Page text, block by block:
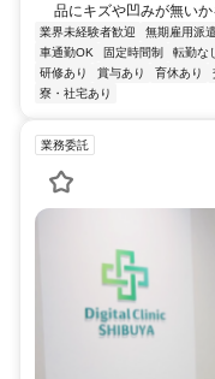
品にキズや凹みが無いか
業界未経験者歓迎 無期雇用派遣
車通勤OK
固定時間制 転勤なし
研修あり
賞与あり 育休あり
寮・社宅あり
業務委託